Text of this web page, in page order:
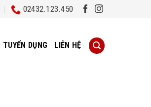
02432.123.450
TUYỂN DỤNG LIÊN HỆ